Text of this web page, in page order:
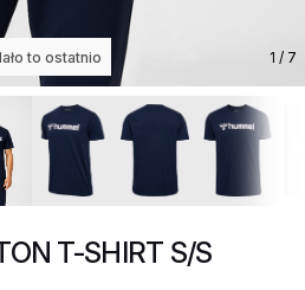
to ostatnio 1 / 7
T-SHIRT S/S